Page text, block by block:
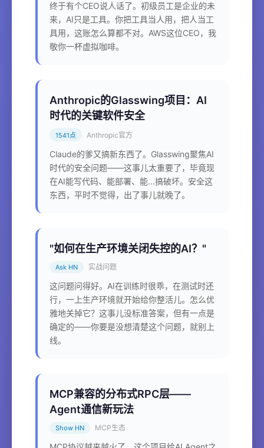
终于有个CEO说人话了。初级员工是企业的未
来，AI只是工具。你把工具当人用，把人当工
具用，这账怎么算都不对。AWS这位CEO，我
敬你一杯虚拟咖啡。
Anthropic的Glasswing项目：AI
时代的关键软件安全
1541点 Anthropic官方
Claude的爹又搞新东西了。Glasswing聚焦AI
时代的安全问题——这事儿太重要了，毕竟现
在AI能写代码、能部署、能...搞破坏。安全这
东西，平时不觉得，出了事儿就晚了。
"如何在生产环境关闭失控的AI？"
Ask HN 实战问题
这问题问得好。AI在训练时很乖，在测试时还
行，一上生产环境就开始给你整活儿。怎么优
雅地关掉它？这事儿没标准答案，但有一点是
确定的——你要是没想清楚这个问题，就别上
线。
MCP兼容的分布式RPC层——
Agent通信新玩法
Show HN MCP生态